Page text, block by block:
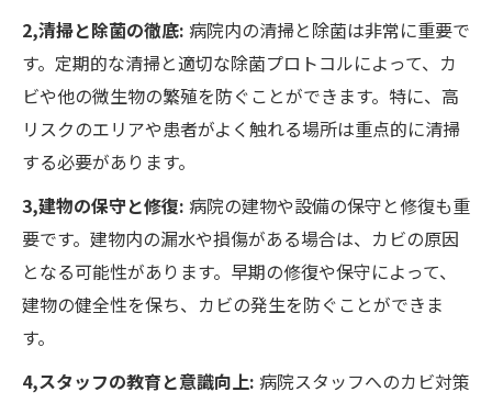
2,清掃と除菌の徹底: 病院内の清掃と除菌は非常に重要で
す。定期的な清掃と適切な除菌プロトコルによって、カ
ビや他の微生物の繁殖を防ぐことができます。特に、高
リスクのエリアや患者がよく触れる場所は重点的に清掃
する必要があります。
3,建物の保守と修復: 病院の建物や設備の保守と修復も重
要です。建物内の漏水や損傷がある場合は、カビの原因
となる可能性があります。早期の修復や保守によって、
建物の健全性を保ち、カビの発生を防ぐことができま
す。
4,スタッフの教育と意識向上: 病院スタッフへのカビ対策